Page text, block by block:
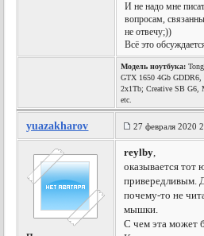
И не надо мне
вопросам,
не отвечу;))
Всё это
Модель ноутбука:
GTX 1650 4Gb
2x1Tb; Creative SB G6,
etc.
yuazakharov 27 февраля 2020
reylby,
оказывается тот
привередливым.
почему-то не
мышки.
С чем эта может